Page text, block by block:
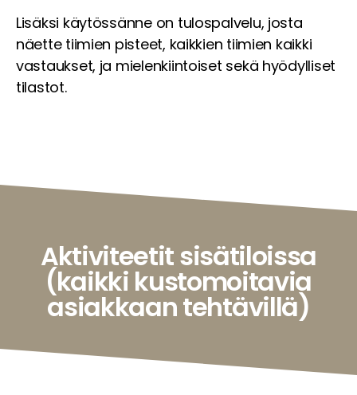
Lisäksi käytössänne on tulospalvelu, josta
näette tiimien pisteet, kaikkien tiimien kaikki
vastaukset, ja mielenkiintoiset sekä hyödylliset
tilastot.
Aktiviteetit sisätiloissa
(kaikki kustomoitavia
asiakkaan tehtävillä)